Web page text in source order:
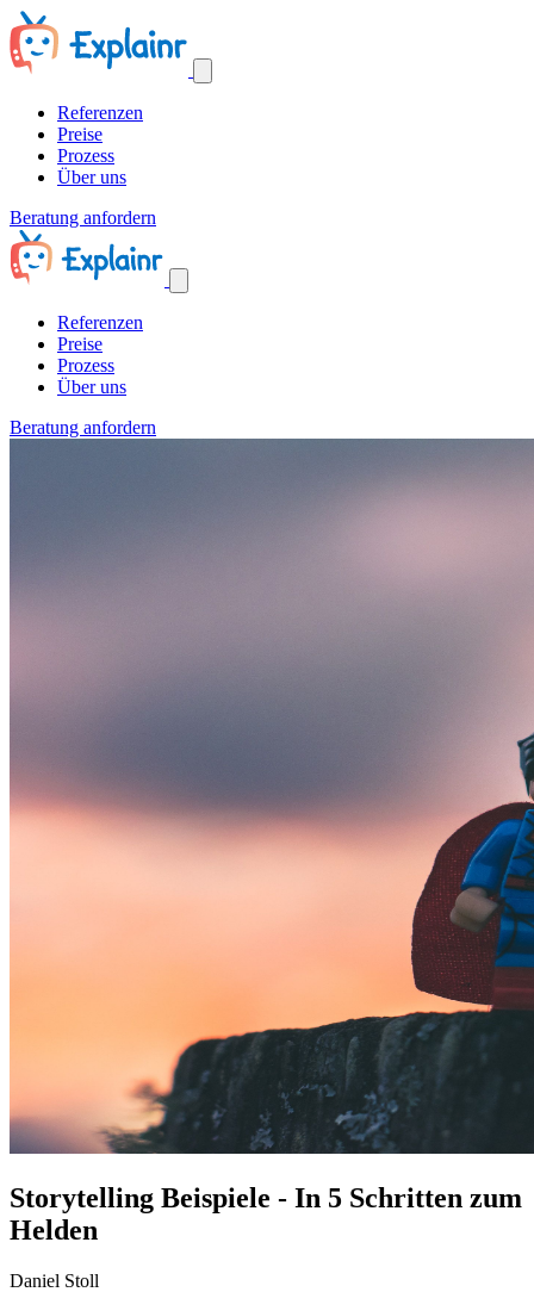
Referenzen
Preise
Prozess
Über uns
Beratung anfordern
Referenzen
Preise
Prozess
Über uns
Beratung anfordern
Storytelling Beispiele - In 5 Schritten zum
Helden
Daniel Stoll